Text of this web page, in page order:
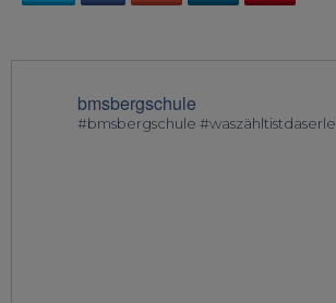
bmsbergschule
#bmsbergschule